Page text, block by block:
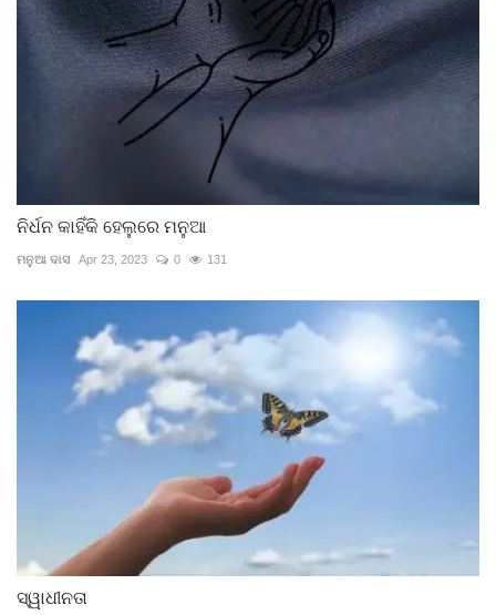
ନିର୍ଧନ କାହିଁକି ହେଲୁରେ ମନୁଆ
ମନୁଆ ଦାସ Apr 23, 2023 0 131
ସ୍ୱାଧୀନତା